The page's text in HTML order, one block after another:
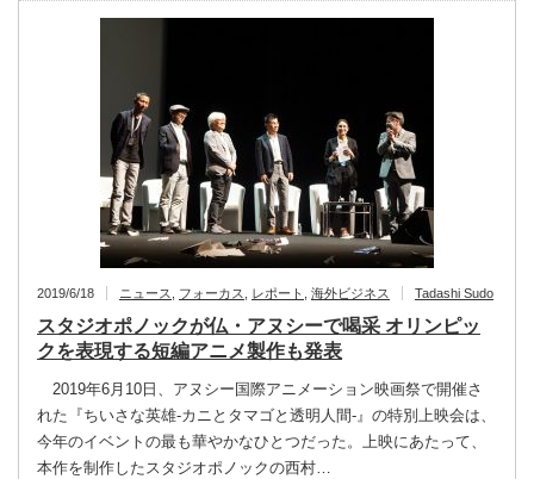
2019/6/18 ニュース フォーカス レポート 海外ビジネス Tadashi Sudo
スタジオポノックが仏・アヌシーで喝采 オリンピッ
クを表現する短編アニメ製作も発表
2019年6月10日、アヌシー国際アニメーション映画祭で開催さ
れた『ちいさな英雄-カニとタマゴと透明人間-』の特別上映会は、
今年のイベントの最も華やかなひとつだった。上映にあたって、
本作を制作したスタジオポノックの西村…